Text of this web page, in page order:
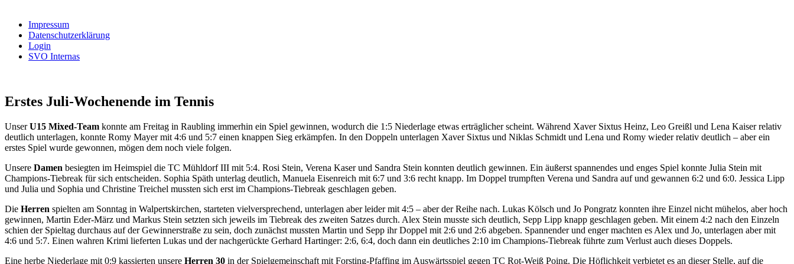
nach:
Impressum
Datenschutzerklärung
Login
SVO Internas
Erstes Juli-Wochenende im Tennis
UnserU15 Mixed-Team konnte am Freitag in Raubling immerhin ein Spiel gewinnen, wodurch die 1:5 Niederlage etwas erträglicher scheint. Während Xaver Sixtus Heinz, Leo Greißl und Lena Kaiser relativ
deutlich unterlagen, konnte Romy Mayer mit 4:6 und 5:7 einen knappen Sieg erkämpfen. In den Doppeln unterlagen Xaver Sixtus und Niklas Schmidt und Lena und Romy wieder relativ deutlich – aber ein
erstes Spiel wurde gewonnen, mögen dem noch viele folgen.
Unsere Damen besiegten im Heimspiel die TC Mühldorf III mit 5:4. Rosi Stein, Verena Kaser und Sandra Stein konnten deutlich gewinnen. Ein äußerst spannendes und enges Spiel konnte Julia Stein mit
Champions-Tiebreak für sich entscheiden. Sophia Späth unterlag deutlich, Manuela Eisenreich mit 6:7 und 3:6 recht knapp. Im Doppel trumpften Verena und Sandra auf und gewannen 6:2 und 6:0. Jessica Lipp
und Julia und Sophia und Christine Treichel mussten sich erst im Champions-Tiebreak geschlagen geben.
Die Herren spielten am Sonntag in Walpertskirchen, starteten vielversprechend, unterlagen aber leider mit 4:5 – aber der Reihe nach. Lukas Kölsch und Jo Pongratz konnten ihre Einzel nicht mühelos, aber hoch
gewinnen, Martin Eder-März und Markus Stein setzten sich jeweils im Tiebreak des zweiten Satzes durch. Alex Stein musste sich deutlich, Sepp Lipp knapp geschlagen geben. Mit einem 4:2 nach den Einzeln
schien der Spieltag durchaus auf der Gewinnerstraße zu sein, doch zunächst mussten Martin und Sepp ihr Doppel mit 2:6 und 2:6 abgeben. Spannender und enger machten es Alex und Jo, unterlagen aber mit
4:6 und 5:7. Einen wahren Krimi lieferten Lukas und der nachgerückte Gerhard Hartinger: 2:6, 6:4, doch dann ein deutliches 2:10 im Champions-Tiebreak führte zum Verlust auch dieses Doppels.
Eine herbe Niederlage mit 0:9 kassierten unsere Herren 30 in der Spielgemeinschaft mit Forsting-Pfaffing im Auswärtsspiel gegen TC Rot-Weiß Poing. Die Höflichkeit verbietet es an dieser Stelle, auf die